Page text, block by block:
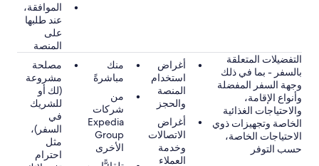
الموافقة،
عند طلبها
على
المنصة
التفضيلات المتعلقة
بالسفر - بما في ذلك
وجهة السفر المفضلة
وأنواع الإقامة،
والاحتياجات الغذائية
الخاصة وتجهيزات ذوي
الاحتياجات الخاصة،
حسب التوفر
أغراض
استخدام
المنصة
والحجز
أغراض
الاتصالات
وخدمة
العملاء
منك
مباشرةً
من
شركات
Expedia
Group
الأخرى
مصلحة
مشروعة
(لك أو
للشريك
في
السفر)،
مثل
احترام